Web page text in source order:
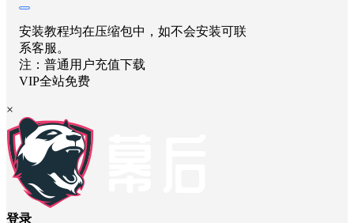
安装教程均在压缩包中，如不会安装可联
系客服。
注：普通用户充值下载
VIP全站免费
×
登录